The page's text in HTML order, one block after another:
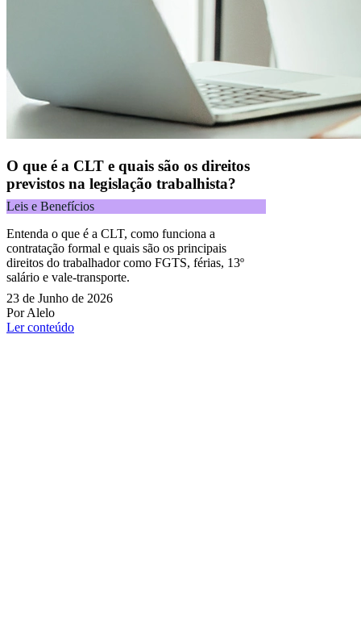
O que é a CLT e quais são os direitos
previstos na legislação trabalhista?
Leis e Benefícios
Entenda o que é a CLT, como funciona a
contratação formal e quais são os principais
direitos do trabalhador como FGTS, férias, 13º
salário e vale-transporte.
23 de Junho de 2026
Por Alelo
Ler conteúdo